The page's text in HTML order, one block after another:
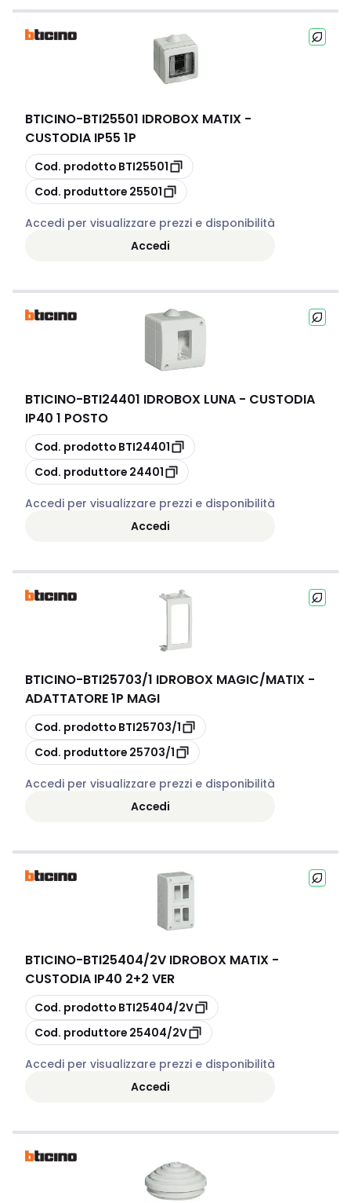
BTICINO-BTI25501 IDROBOX MATIX -
CUSTODIA IP55 1P
copia
Cod. prodotto BTI25501
copia
Cod. produttore 25501
Accedi per visualizzare prezzi e disponibilità
Accedi
BTICINO-BTI24401 IDROBOX LUNA - CUSTODIA
IP40 1 POSTO
copia
Cod. prodotto BTI24401
copia
Cod. produttore 24401
Accedi per visualizzare prezzi e disponibilità
Accedi
BTICINO-BTI25703/1 IDROBOX MAGIC/MATIX -
ADATTATORE 1P MAGI
copia
Cod. prodotto BTI25703/1
copia
Cod. produttore 25703/1
Accedi per visualizzare prezzi e disponibilità
Accedi
BTICINO-BTI25404/2V IDROBOX MATIX -
CUSTODIA IP40 2+2 VER
copia
Cod. prodotto BTI25404/2V
copia
Cod. produttore 25404/2V
Accedi per visualizzare prezzi e disponibilità
Accedi